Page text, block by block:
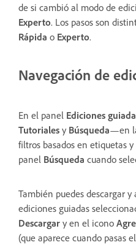
de si cambió al modo de
Experto. Los pasos son
Rápida o Experto.
Navegación de
En el panel Ediciones
Tutoriales y Búsqueda—en
filtros basados en etiquetas
panel Búsqueda cuando
También puedes descargar
ediciones guiadas
Descargar y en el icono
(que aparece cuando pasas